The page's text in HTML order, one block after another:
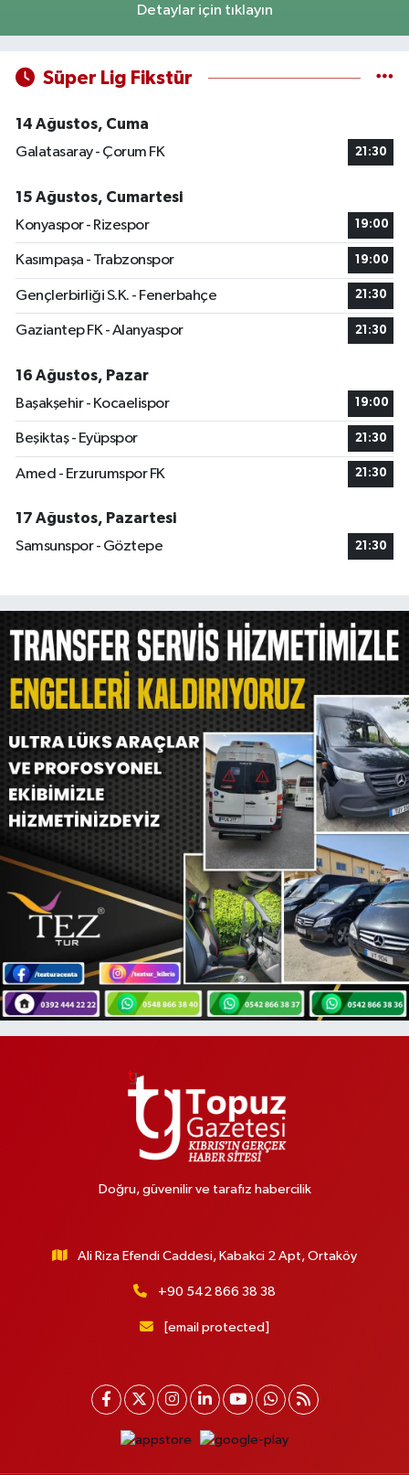
Detaylar için tıklayın
Süper Lig Fikstür
14 Ağustos, Cuma
Galatasaray - Çorum FK
21:30
15 Ağustos, Cumartesi
Konyaspor - Rizespor
19:00
Kasımpaşa - Trabzonspor 19:00
Gençlerbirliği S.K. - Fenerbahçe 21:30
Gaziantep FK - Alanyaspor 21:30
16 Ağustos, Pazar
Başakşehir - Kocaelispor
19:00
Beşiktaş - Eyüpspor 21:30
Amed - Erzurumspor FK 21:30
17 Ağustos, Pazartesi
Samsunspor - Göztepe
21:30
Doğru, güvenilir ve tarafız habercilik
Ali Riza Efendi Caddesi, Kabakci 2 Apt, Ortaköy
+90 542 866 38 38
[email protected]